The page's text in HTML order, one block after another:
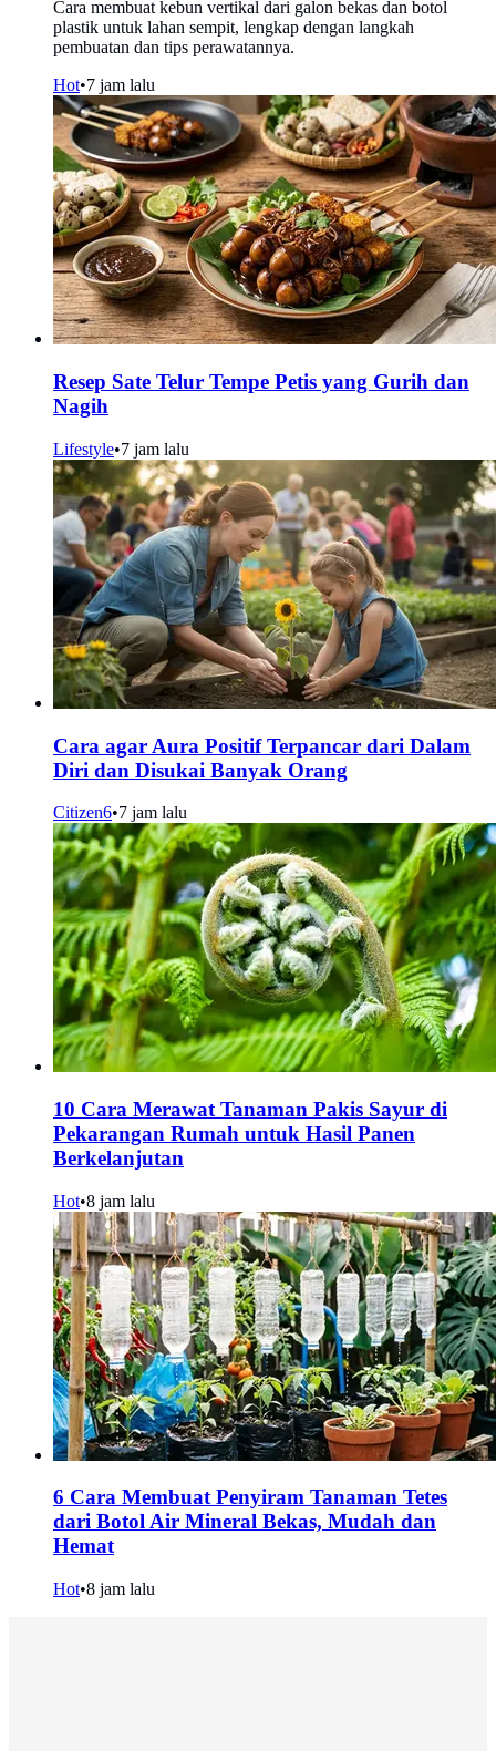
Cara membuat kebun vertikal dari galon bekas dan botol
plastik untuk lahan sempit, lengkap dengan langkah
pembuatan dan tips perawatannya.
Hot•7 jam lalu
Resep Sate Telur Tempe Petis yang Gurih dan
Nagih
Lifestyle•7 jam lalu
Cara agar Aura Positif Terpancar dari Dalam
Diri dan Disukai Banyak Orang
Citizen6•7 jam lalu
10 Cara Merawat Tanaman Pakis Sayur di
Pekarangan Rumah untuk Hasil Panen
Berkelanjutan
Hot•8 jam lalu
6 Cara Membuat Penyiram Tanaman Tetes
dari Botol Air Mineral Bekas, Mudah dan
Hemat
Hot•8 jam lalu